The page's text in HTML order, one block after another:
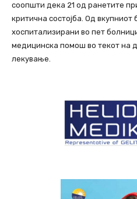
соопшти дека 21 од ранетите
критична состојба. Од вкупниот
хоспитализирани во пет
медицинска помош во текот на
лекување.